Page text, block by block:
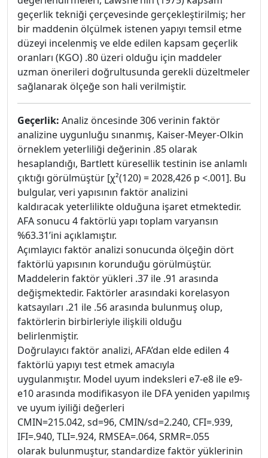
geçerlik tekniği çerçevesinde gerçekleştirilmiş; her
bir maddenin ölçülmek istenen yapıyı temsil etme
düzeyi incelenmiş ve elde edilen kapsam geçerlik
oranları (KGO) .80 üzeri olduğu için maddeler
uzman önerileri doğrultusunda gerekli düzeltmeler
sağlanarak ölçeğe son hali verilmiştir.
Geçerlik: Analiz öncesinde 306 verinin faktör
analizine uygunluğu sınanmış, Kaiser-Meyer-Olkin
örneklem yeterliliği değerinin .85 olarak
hesaplandığı, Bartlett küresellik testinin ise anlamlı
çıktığı görülmüştür [χ²(120) = 2028,426 p <.001]. Bu
bulgular, veri yapısının faktör analizini
kaldıracak yeterlilikte olduğuna işaret etmektedir.
AFA sonucu 4 faktörlü yapı toplam varyansın
%63.31’ini açıklamıştır.
Açımlayıcı faktör analizi sonucunda ölçeğin dört
faktörlü yapısının korunduğu görülmüştür.
Maddelerin faktör yükleri .37 ile .91 arasında
değişmektedir. Faktörler arasındaki korelasyon
katsayıları .21 ile .56 arasında bulunmuş olup,
faktörlerin birbirleriyle ilişkili olduğu
belirlenmiştir.
Doğrulayıcı faktör analizi, AFA’dan elde edilen 4
faktörlü yapıyı test etmek amacıyla
uygulanmıştır. Model uyum indeksleri e7-e8 ile e9-
e10 arasında modifikasyon ile DFA yeniden yapılmış
ve uyum iyiliği değerleri
CMIN=215.042, sd=96, CMIN/sd=2.240, CFI=.939,
IFI=.940, TLI=.924, RMSEA=.064, SRMR=.055
olarak bulunmuştur, standardize faktör yüklerinin